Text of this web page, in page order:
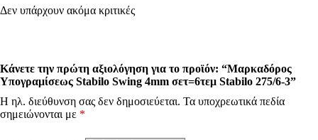
Δεν υπάρχουν ακόμα κριτικές
Κάνετε την πρώτη αξιολόγηση για το προϊόν: “Μαρκαδόρος
Υπογραμίσεως Stabilo Swing 4mm σετ=6τεμ Stabilo 275/6-3”
Η ηλ. διεύθυνση σας δεν δημοσιεύεται. Τα υποχρεωτικά πεδία
σημειώνονται με *